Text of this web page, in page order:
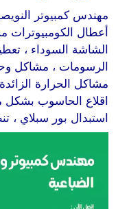
مهندس كمبيوتر
أعطال الكومبيوترات
الشاشة السوداء ،
الرسومات ، مشاكل
مشاكل الحرارة
اقلاع الحاسوب بشكل
استبدال بور سبلاي ،